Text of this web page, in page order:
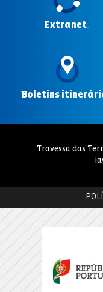
Extranet.
Boletins
Travessa das